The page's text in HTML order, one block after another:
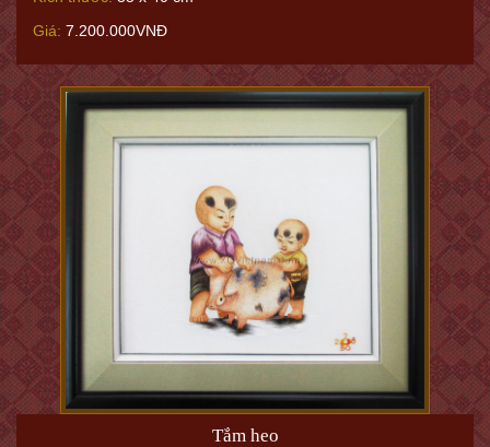
Giá: 7.200.000VNĐ
Tắm heo